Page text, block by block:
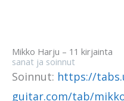
Mikko Harju – 11 kirjainta
sanat ja soinnut
Soinnut: https://
guitar.com/tab/